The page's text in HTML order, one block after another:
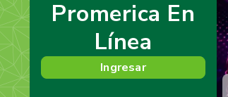
Promerica En
Línea
Ingresar